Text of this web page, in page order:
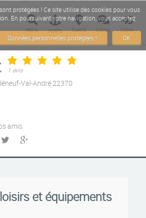
RECH. PORTS CARTE COMM. CONN.
1 avis
Val-André 22370
amis
et équipements
protégées ! Ce site utilise des cookies pour vous
En poursuivant votre navigation, vous acceptez
OK
Données personnelles protégées !